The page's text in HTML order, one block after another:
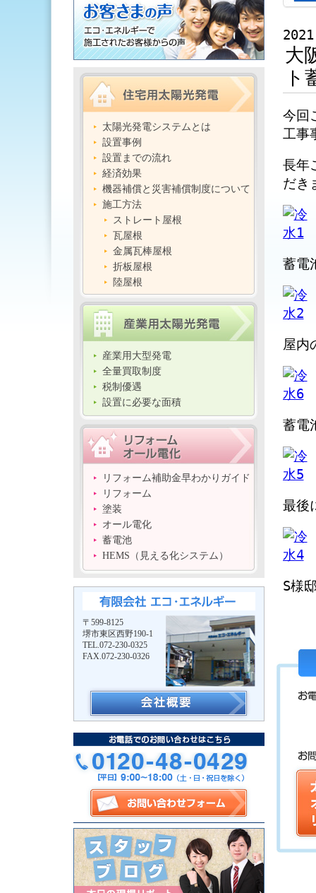
太陽光発電システムとは
設置事例
設置までの流れ
経済効果
機器補償と災害補償制度について
施工方法
ストレート屋根
瓦屋根
金属瓦棒屋根
折板屋根
陸屋根
産業用大型発電
全量買取制度
税制優遇
設置に必要な面積
リフォーム補助金早わかりガイド
リフォーム
塗装
オール電化
蓄電池
HEMS（見える化システム）
〒599-8125
堺市東区西野190-1
TEL.072-230-0325
FAX.072-230-0326
大
ト
今回
工事
長年
だき
蓄電
屋内
蓄電
最後
S様